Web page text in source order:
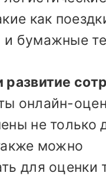
как
бумажные
развитие
онлайн-
не только
можно
для оценки